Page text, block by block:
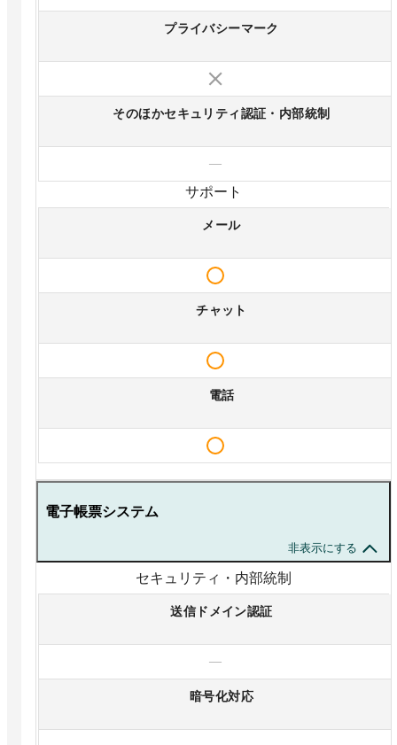
プライバシーマーク
そのほかセキュリティ認証・内部統制
—
サポート
メール
チャット
電話
電子帳票システム
非表示にする
セキュリティ・内部統制
送信ドメイン認証
—
暗号化対応